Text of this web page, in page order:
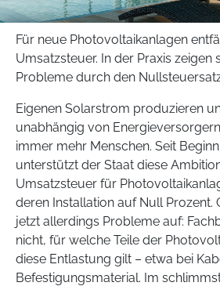
Für neue Photovoltaikanlagen
Umsatzsteuer. In der Praxis zeigen
Probleme durch den
Eigenen Solarstrom produzieren
unabhängig von
immer mehr Menschen. Seit
unterstützt der Staat diese
Umsatzsteuer für
deren Installation auf Null Prozent.
jetzt allerdings Probleme auf:
nicht, für welche Teile der
diese Entlastung gilt – etwa bei
Befestigungsmaterial. Im